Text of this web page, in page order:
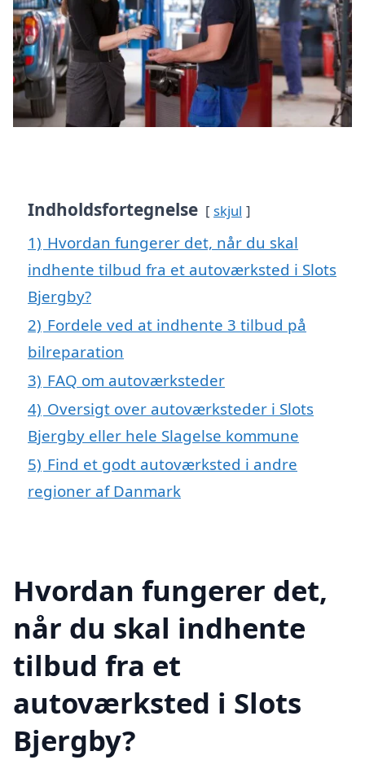
Indholdsfortegnelse skjul
1) Hvordan fungerer det, når du skal
indhente tilbud fra et autoværksted i Slots
Bjergby?
2) Fordele ved at indhente 3 tilbud på
bilreparation
3) FAQ om autoværksteder
4) Oversigt over autoværksteder i Slots
Bjergby eller hele Slagelse kommune
5) Find et godt autoværksted i andre
regioner af Danmark
Hvordan fungerer det,
når du skal indhente
tilbud fra et
autoværksted i Slots
Bjergby?